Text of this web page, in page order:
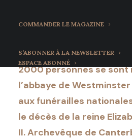
COMMANDER LE MAGAZINE
S’ABONNER À LA NEWSLETTER
ESPACE ABONNÉ
20 septembre 2022
2000 personnes se sont
l’abbaye de
aux funérailles
le décès de la reine
II. Archevêque de